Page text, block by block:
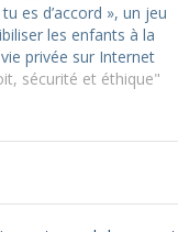
es d’accord », un jeu
les enfants à la
privée sur Internet
sécurité et éthique"